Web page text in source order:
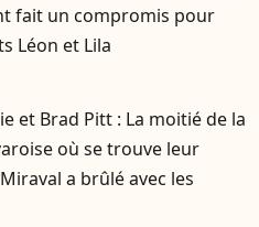
fait un compromis pour
Léon et Lila
et Brad Pitt : La moitié de la
où se trouve leur
a brûlé avec les